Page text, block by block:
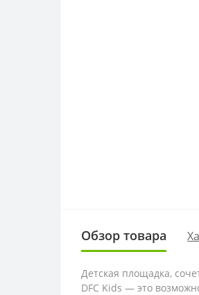
Обзор товара
Детская площадка,
DFC Kids — это